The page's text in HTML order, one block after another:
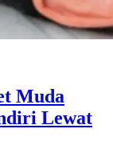
Muda
Lewat